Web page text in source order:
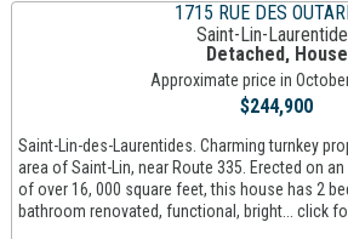
1715 RUE DES
Saint-Lin-
Detached, House
Approximate price in
$244,900
Saint-Lin-des-Laurentides. Charming turnkey
area of Saint-Lin, near Route 335. Erected on
of over 16, 000 square feet, this house has 2
bathroom renovated, functional, bright... click